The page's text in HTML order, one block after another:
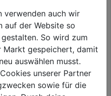
Sägeblatt SLP E-Cut U BIM
60x44mm VE 1
verwenden auch wir
auf der Website so
So wird zum
Markt gespeichert, damit
auswählen musst.
unserer Partner
sowie für die